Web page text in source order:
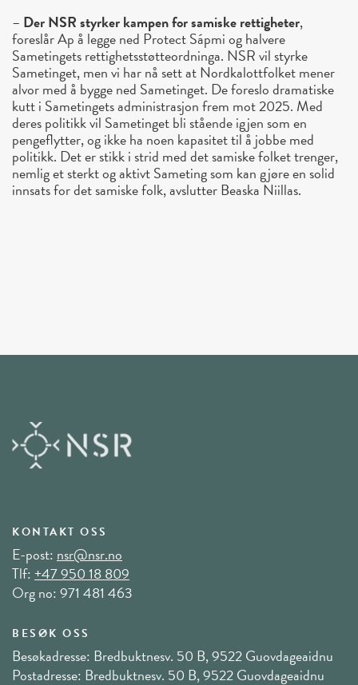
– Der NSR styrker kampen for samiske rettigheter,
foreslår Ap å legge ned Protect Sápmi og halvere
Sametingets rettighetsstøtteordninga. NSR vil styrke
Sametinget, men vi har nå sett at Nordkalottfolket mener
alvor med å bygge ned Sametinget. De foreslo dramatiske
kutt i Sametingets administrasjon frem mot 2025. Med
deres politikk vil Sametinget bli stående igjen som en
pengeflytter, og ikke ha noen kapasitet til å jobbe med
politikk. Det er stikk i strid med det samiske folket trenger,
nemlig et sterkt og aktivt Sameting som kan gjøre en solid
innsats for det samiske folk, avslutter Beaska Niillas.
KONTAKT OSS
E-post:nsr@nsr.no
Tlf:+47 950 18 809
Org no: 971 481 463
BESØK OSS
Besøkadresse: Bredbuktnesv. 50 B, 9522 Guovdageaidnu
Postadresse: Bredbuktnesv. 50 B, 9522 Guovdageaidnu